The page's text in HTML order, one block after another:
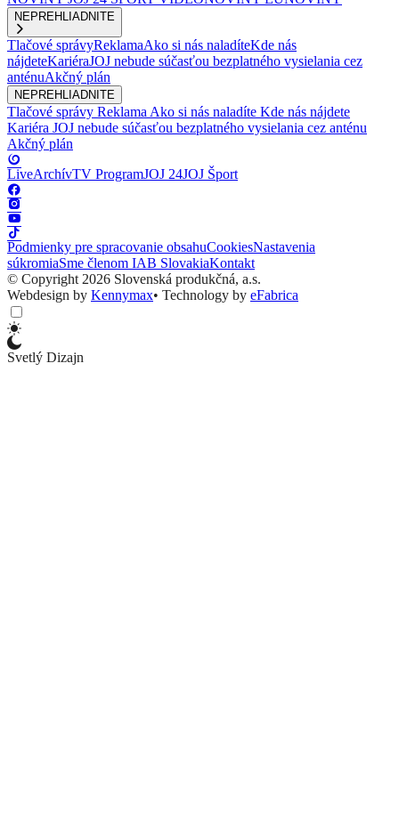
NEPREHLIADNITE
Tlačové správyReklamaAko si nás naladíteKde nás
nájdeteKariéraJOJ nebude súčasťou bezplatného vysielania cez
anténuAkčný plán
NEPREHLIADNITE
Tlačové správy ReklamaAko si nás naladíte Kde nás nájdete
Kariéra JOJ nebude súčasťou bezplatného vysielania cez anténu
Akčný plán
LiveArchívTV ProgramJOJ 24JOJ Šport
Podmienky pre spracovanie obsahuCookiesNastavenia
súkromiaSme členom IAB SlovakiaKontakt
© Copyright 2026 Slovenská produkčná, a.s.
Webdesign by Kennymax• Technology by eFabrica
Svetlý Dizajn